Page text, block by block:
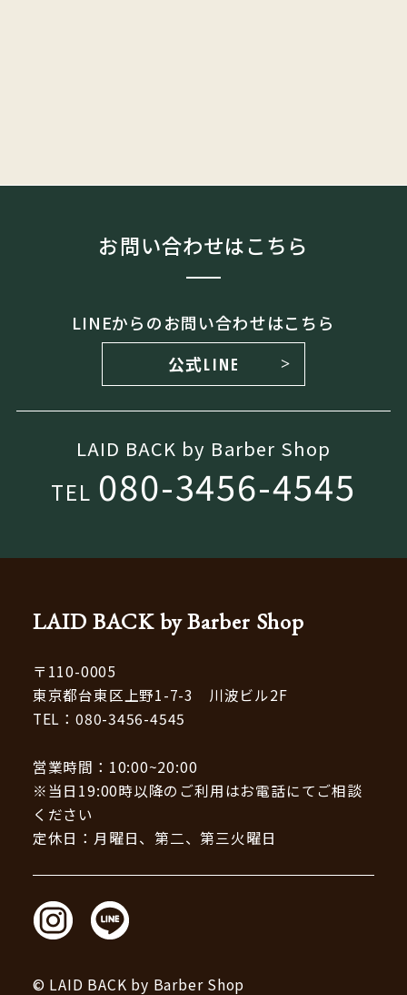
お問い合わせはこちら
LINEからのお問い合わせはこちら
公式LINE
LAID BACK by Barber Shop
TEL 080-3456-4545
LAID BACK by Barber Shop
〒110-0005
東京都台東区上野1-7-3 川波ビル2F
TEL： 080-3456-4545
営業時間：10:00~20:00
※当日19:00時以降のご利用はお電話にてご相談
ください
定休日：月曜日、第二、第三火曜日
© LAID BACK by Barber Shop